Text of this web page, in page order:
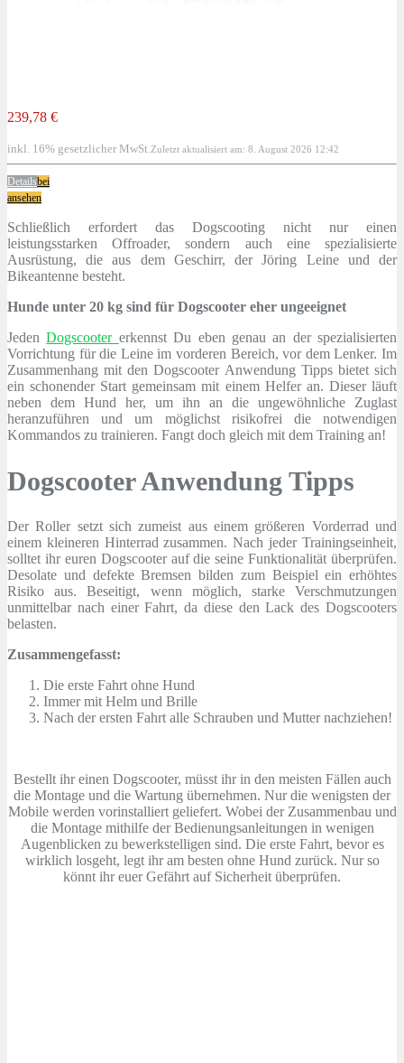
239,78 €
inkl. 16% gesetzlicher MwSt. Zuletzt aktualisiert am: 8. August 2026 12:42
Detailsbei
ansehen
Schließlich erfordert das Dogscooting nicht nur einen
leistungsstarken Offroader, sondern auch eine spezialisierte
Ausrüstung, die aus dem Geschirr, der Jöring Leine und der
Bikeantenne besteht.
Hunde unter 20 kg sind für Dogscooter eher ungeeignet
JedenDogscooter erkennst Du eben genau an der spezialisierten
Vorrichtung für die Leine im vorderen Bereich, vor dem Lenker. Im
Zusammenhang mit den Dogscooter Anwendung Tipps bietet sich
ein schonender Start gemeinsam mit einem Helfer an. Dieser läuft
neben dem Hund her, um ihn an die ungewöhnliche Zuglast
heranzuführen und um möglichst risikofrei die notwendigen
Kommandos zu trainieren. Fangt doch gleich mit dem Training an!
Dogscooter Anwendung Tipps
Der Roller setzt sich zumeist aus einem größeren Vorderrad und
einem kleineren Hinterrad zusammen. Nach jeder Trainingseinheit,
solltet ihr euren Dogscooter auf die seine Funktionalität überprüfen.
Desolate und defekte Bremsen bilden zum Beispiel ein erhöhtes
Risiko aus. Beseitigt, wenn möglich, starke Verschmutzungen
unmittelbar nach einer Fahrt, da diese den Lack des Dogscooters
belasten.
Zusammengefasst:
Die erste Fahrt ohne Hund
Immer mit Helm und Brille
Nach der ersten Fahrt alle Schrauben und Mutter nachziehen!
Bestellt ihr einen Dogscooter, müsst ihr in den meisten Fällen auch
die Montage und die Wartung übernehmen. Nur die wenigsten der
Mobile werden vorinstalliert geliefert. Wobei der Zusammenbau und
die Montage mithilfe der Bedienungsanleitungen in wenigen
Augenblicken zu bewerkstelligen sind. Die erste Fahrt, bevor es
wirklich losgeht, legt ihr am besten ohne Hund zurück. Nur so
könnt ihr euer Gefährt auf Sicherheit überprüfen.